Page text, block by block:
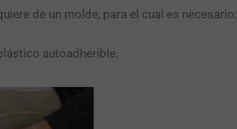
de un molde, para el cual es necesario:
autoadherible.